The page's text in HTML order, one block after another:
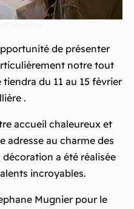
de présenter
notre tout
du 11 au 15 février
.
accueil chaleureux et
adresse au charme des
a été réalisée
incroyables.
Mugnier pour le